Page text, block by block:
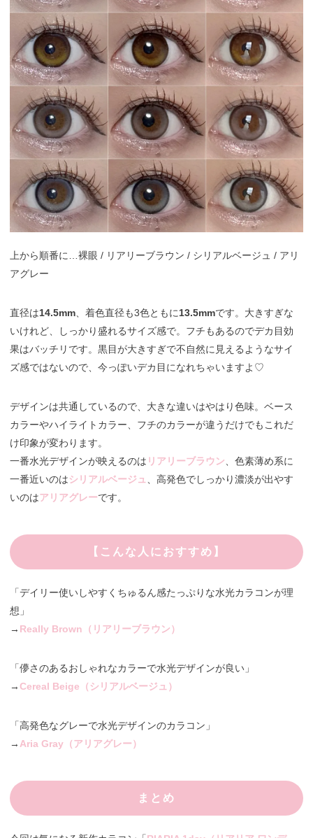
上から順番に…裸眼 / リアリーブラウン / シリアルベージュ / アリ
アグレー
直径は14.5mm、着色直径も3色ともに13.5mmです。大きすぎな
いけれど、しっかり盛れるサイズ感で。フチもあるのでデカ目効
果はバッチリです。黒目が大きすぎで不自然に見えるようなサイ
ズ感ではないので、今っぽいデカ目になれちゃいますよ♡
デザインは共通しているので、大きな違いはやはり色味。ベース
カラーやハイライトカラー、フチのカラーが違うだけでもこれだ
け印象が変わります。
一番水光デザインが映えるのは リアリーブラウン、色素薄め系に
一番近いのはシリアルベージュ、高発色でしっかり濃淡が出やす
いのはアリアグレーです。
【こんな人におすすめ】
「デイリー使いしやすくちゅるん感たっぷりな水光カラコンが理
想」
→ Really Brown（リアリーブラウン）
「儚さのあるおしゃれなカラーで水光デザインが良い」
→Cereal Beige（シリアルベージュ）
「高発色なグレーで水光デザインのカラコン」
→Aria Gray（アリアグレー）
まとめ